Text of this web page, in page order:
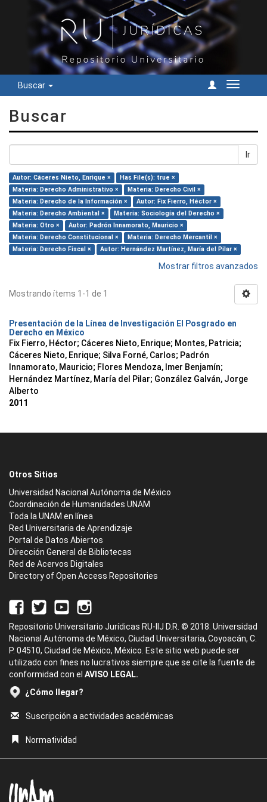
Buscar
Cambiar
Buscar
Ir
Autor: Cáceres Nieto, Enrique ×
Has File(s): true ×
Materia: Derecho Administrativo ×
Materia: Derecho Civil ×
Materia: Derecho de la Información ×
Autor: Fix Fierro, Héctor ×
Materia: Derecho Ambiental ×
Materia: Sociología del Derecho ×
Materia: Otro ×
Autor: Padrón Innamorato, Mauricio ×
Materia: Derecho Constitucional ×
Materia: Derecho Mercantil ×
Materia: Derecho Fiscal ×
Autor: Hernández Martínez, María del Pilar ×
Mostrar filtros avanzados
Mostrando ítems 1-1 de 1
Presentación de la Línea de Investigación El Posgrado en
Derecho en México
Fix Fierro, Héctor; Cáceres Nieto, Enrique; Montes, Patricia;
Cáceres Nieto, Enrique; Silva Forné, Carlos; Padrón
Innamorato, Mauricio; Flores Mendoza, Imer Benjamín;
Hernández Martínez, María del Pilar; González Galván, Jorge
Alberto
2011
Otros Sitios
Universidad Nacional Autónoma de México
Coordinación de Humanidades UNAM
Toda la UNAM en línea
Red Universitaria de Aprendizaje
Portal de Datos Abiertos
Dirección General de Bibliotecas
Red de Acervos Digitales
Directory of Open Access Repositories
Repositorio Universitario Jurídicas RU-IIJ D.R. © 2018. Universidad
Nacional Autónoma de México, Ciudad Universitaria, Coyoacán, C.
P. 04510, Ciudad de México, México. Este sitio web puede ser
utilizado con fines no lucrativos siempre que se cite la fuente de
conformidad con el AVISO LEGAL.
¿Cómo llegar?
Suscripción a actividades académicas
Normatividad